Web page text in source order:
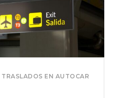
TRASLADOS EN AUTOCAR